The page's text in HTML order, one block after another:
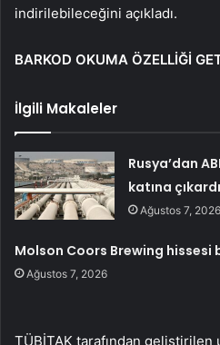
indirilebileceğini açıkladı.
BARKOD OKUMA ÖZELLİĞİ
İlgili Makaleler
Rusya’dan
katına
Ağustos 7, 2026
Molson Coors Brewing hissesi
Ağustos 7, 2026
TÜBİTAK tarafından geliştirilen